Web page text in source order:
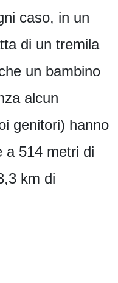
caso, in un
di un tremila
un bambino
alcun
genitori) hanno
a 514 metri di
km di